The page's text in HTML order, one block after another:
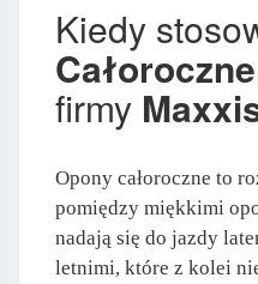
Kiedy
Całoroczne
firmy
Opony całoroczne to
pomiędzy miękkimi
nadają się do jazdy
letnimi, które z kolei